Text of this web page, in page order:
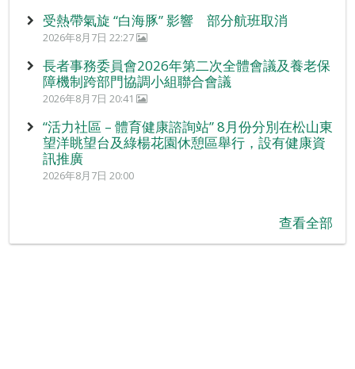
受熱帶氣旋 “白海豚” 影響 部分航班取消
2026年8月7日 22:27
長者事務委員會2026年第二次全體會議及養老保
障機制跨部門協調小組聯合會議
2026年8月7日 20:41
“活力社區 – 體育健康諮詢站” 8月份分別在松山東
望洋眺望台及綠楊花園休憩區舉行，設有健康資
訊推廣
2026年8月7日 20:00
查看全部